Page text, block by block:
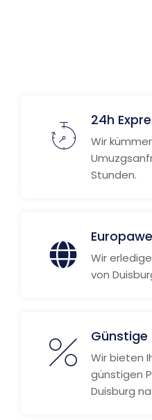
24h
Wir
Stunden.
Wir
von
Günstige
Wir bieten
günstigen
Duisburg